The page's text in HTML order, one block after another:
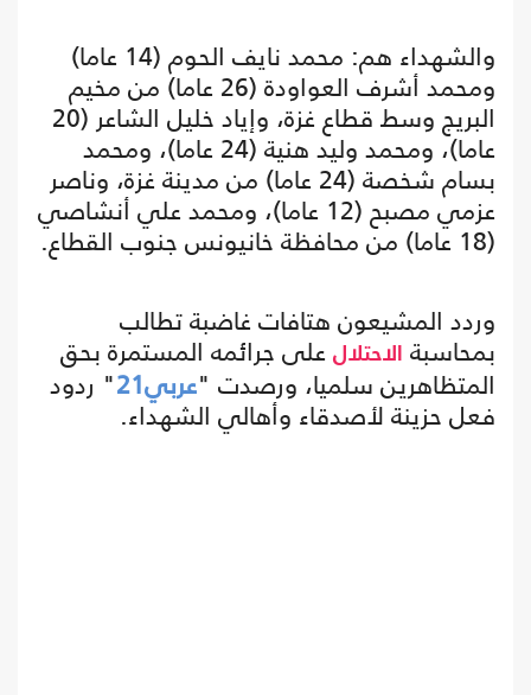
والشهداء هم: محمد نايف الحوم (14 عاما)
ومحمد أشرف العواودة (26 عاما) من مخيم
البريج وسط قطاع غزة، وإياد خليل الشاعر (20
عاما)، ومحمد وليد هنية (24 عاما)، ومحمد
بسام شخصة (24 عاما) من مدينة غزة، وناصر
عزمي مصبح (12 عاما)، ومحمد علي أنشاصي
(18 عاما) من محافظة خانيونس جنوب القطاع.
وردد المشيعون هتافات غاضبة تطالب
بمحاسبة الاحتلال على جرائمه المستمرة بحق
المتظاهرين سلميا، ورصدت "عربي21 " ردود
فعل حزينة لأصدقاء وأهالي الشهداء.